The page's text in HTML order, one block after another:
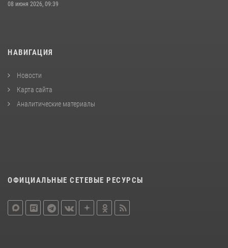
08 июня 2026, 09:39
НАВИГАЦИЯ
Новости
Карта сайта
Аналитические материалы
ОФИЦИАЛЬНЫЕ СЕТЕВЫЕ РЕСУРСЫ